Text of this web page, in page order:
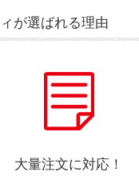
が選ばれる理由
大量注文に対応！